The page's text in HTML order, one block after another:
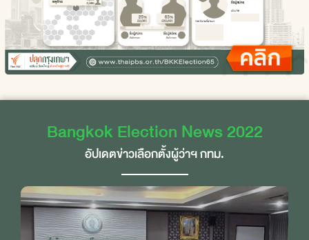
Bangkok Election News 2022
อัปเดตข่าวเลือกตั้งผู้ว่าฯ กทม.